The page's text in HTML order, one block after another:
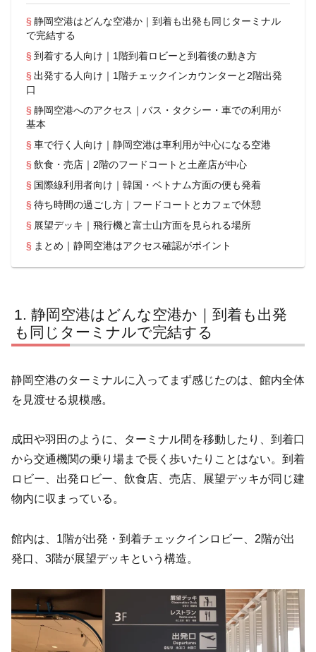
静岡空港はどんな空港か｜到着も出発も同じターミナル
で完結する
到着する人向け｜1階到着ロビーと到着後の動き方
出発する人向け｜1階チェックインカウンターと2階出発
口
静岡空港へのアクセス｜バス・タクシー・車での利用が
基本
車で行く人向け｜静岡空港は車利用が中心になる空港
飲食・売店｜2階のフードコートと土産店が中心
国際線利用者向け｜韓国・ベトナム方面の便も発着
待ち時間の過ごし方｜フードコートとカフェで休憩
展望デッキ｜飛行機と富士山方面を見られる場所
まとめ｜静岡空港はアクセス確認がポイント
静岡空港はどんな空港か｜到着も出発
も同じターミナルで完結する
静岡空港のターミナルに入ってまず感じたのは、館内全体
を見渡せる規模感。
成田や羽田のように、ターミナル間を移動したり、到着口
から交通機関の乗り場まで長く歩いたりことはない。到着
ロビー、出発ロビー、飲食店、売店、展望デッキが同じ建
物内に収まっている。
館内は、1階が出発・到着チェックインロビー、2階が出
発口、3階が展望デッキという構造。